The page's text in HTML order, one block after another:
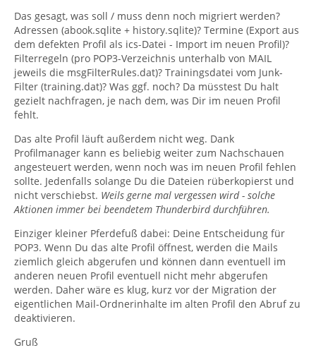
Das gesagt, was soll / muss denn noch migriert werden?
Adressen (abook.sqlite + history.sqlite)? Termine (Export aus
dem defekten Profil als ics-Datei - Import im neuen Profil)?
Filterregeln (pro POP3-Verzeichnis unterhalb von MAIL
jeweils die msgFilterRules.dat)? Trainingsdatei vom Junk-
Filter (training.dat)? Was ggf. noch? Da müsstest Du halt
gezielt nachfragen, je nach dem, was Dir im neuen Profil
fehlt.
Das alte Profil läuft außerdem nicht weg. Dank
Profilmanager kann es beliebig weiter zum Nachschauen
angesteuert werden, wenn noch was im neuen Profil fehlen
sollte. Jedenfalls solange Du die Dateien rüberkopierst und
nicht verschiebst. Weils gerne mal vergessen wird - solche
Aktionen immer bei beendetem Thunderbird durchführen.
Einziger kleiner Pferdefuß dabei: Deine Entscheidung für
POP3. Wenn Du das alte Profil öffnest, werden die Mails
ziemlich gleich abgerufen und können dann eventuell im
anderen neuen Profil eventuell nicht mehr abgerufen
werden. Daher wäre es klug, kurz vor der Migration der
eigentlichen Mail-Ordnerinhalte im alten Profil den Abruf zu
deaktivieren.
Gruß